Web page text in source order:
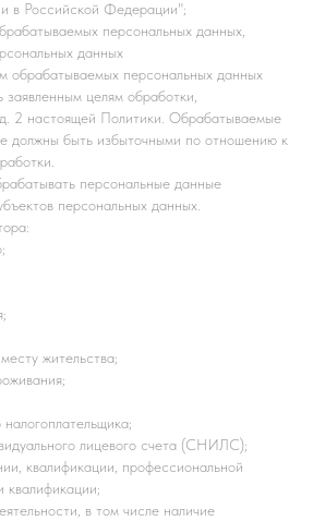
в Российской Федерации";
персональных данных,
данных
обрабатываемых персональных данных
заявленным целям обработки,
2 настоящей Политики. Обрабатываемые
должны быть избыточными по отношению к
персональные данные
персональных данных.
жительства;
лицевого счета (СНИЛС);
квалификации, профессиональной
квалификации;
в том числе наличие